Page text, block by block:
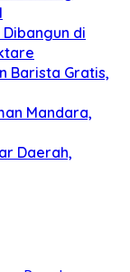
di
Barista Gratis,
Mandara,
Daerah,